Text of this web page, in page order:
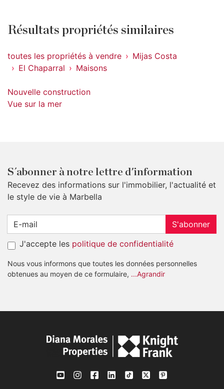
Résultats propriétés similaires
toutes les propriétés à vendre
Mijas Costa
El Chaparral
Maisons
Nouvelle construction
Vue sur la mer
S´abonner à notre lettre d'information
Recevez des informations sur l'immobilier, l'actualité et
le style de vie à Marbella
S'abonner
J'accepte les politique de confidentialité
Nous vous informons que toutes les données personnelles
obtenues au moyen de ce formulaire, ...Agrandir